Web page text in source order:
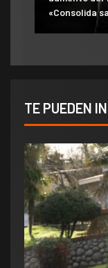
«Consolida
TE PUEDEN